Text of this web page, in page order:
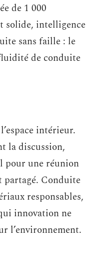
de 1 000
solide, intelligence
sans faille : le
de conduite
intérieur.
la discussion,
pour une réunion
Conduite
responsables,
innovation ne
l’environnement.